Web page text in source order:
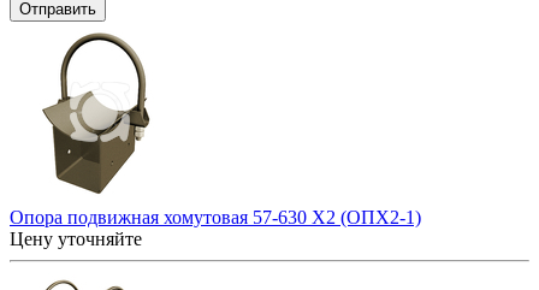
Отправить
Опора подвижная хомутовая 57-630 Х2 (ОПХ2-1)
Цену уточняйте